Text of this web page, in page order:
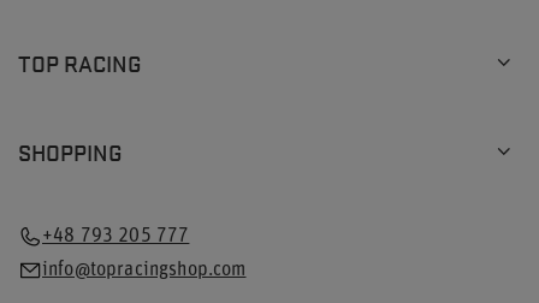
TOP RACING
SHOPPING
+48 793 205 777
info@topracingshop.com